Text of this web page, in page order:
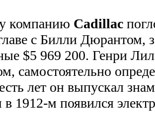
компанию Cadillac
с Билли Дюрантом,
$5 969 200. Генри
самостоятельно
лет он выпускал
1912-м появился